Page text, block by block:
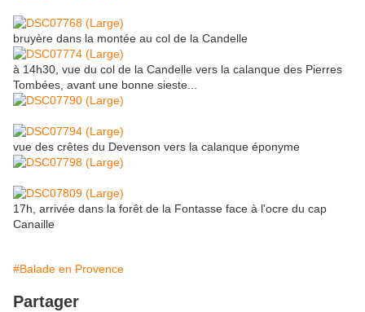
bruyère dans la montée au col de la Candelle
à 14h30, vue du col de la Candelle vers la calanque des Pierres
Tombées, avant une bonne sieste...
vue des crêtes du Devenson vers la calanque éponyme
17h, arrivée dans la forêt de la Fontasse face à l'ocre du cap
Canaille
#Balade en Provence
Partager